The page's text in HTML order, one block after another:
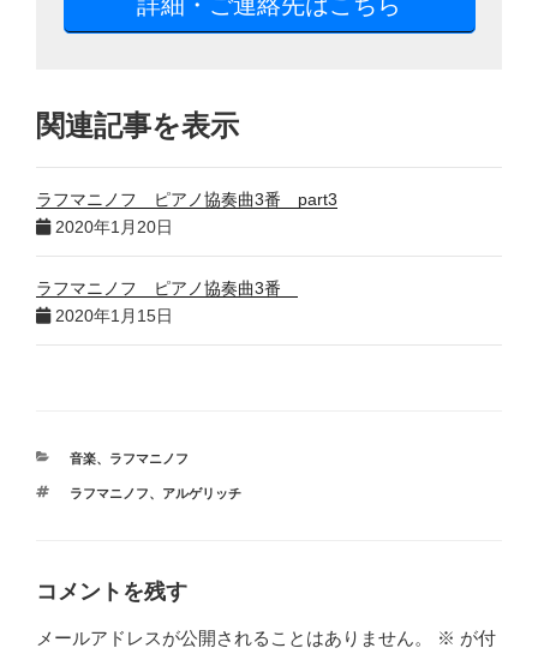
関連記事を表示
ラフマニノフ ピアノ協奏曲3番 part3
2020年1月20日
ラフマニノフ ピアノ協奏曲3番
2020年1月15日
カ
ゴ
音楽、 ラフマニノフ
タ
ラフマニノフ、 アルゲリッチ
コメントを残す
メールアドレスが公開されることはありません。 ※ が付